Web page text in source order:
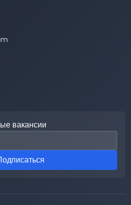
вакансии